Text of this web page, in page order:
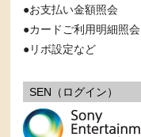
お支払い金額照会
カードご利用明細照会
リボ設定など
SEN（ログイン）